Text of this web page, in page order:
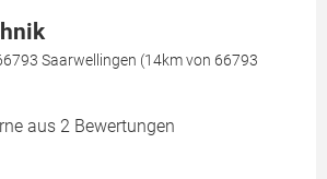
Saarwellingen (14km von 66793
aus 2 Bewertungen